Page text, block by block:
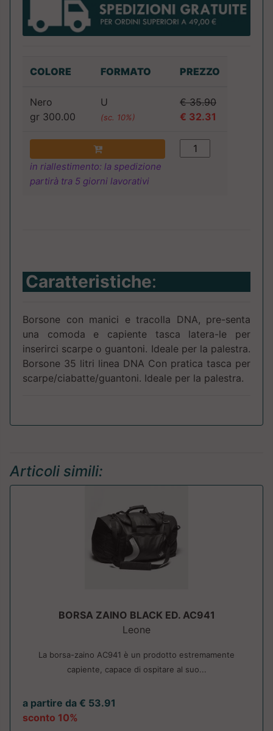
COLORE FORMATO PREZZO
Nero
gr 300.00
U
(sc. 10%)
€ 35.90
€ 32.31
in riallestimento: la spedizione
partirà tra 5 giorni lavorativi
Caratteristiche:
Borsone con manici e tracolla DNA, pre-senta
una comoda e capiente tasca latera-le per
inserirci scarpe o guantoni. Ideale per la palestra.
Borsone 35 litri linea DNA Con pratica tasca per
scarpe/ciabatte/guantoni. Ideale per la palestra.
Articoli simili:
BORSA ZAINO BLACK ED. AC941
Leone
La borsa-zaino AC941 è un prodotto estremamente
capiente, capace di ospitare al suo...
a partire da € 53.91
sconto 10%